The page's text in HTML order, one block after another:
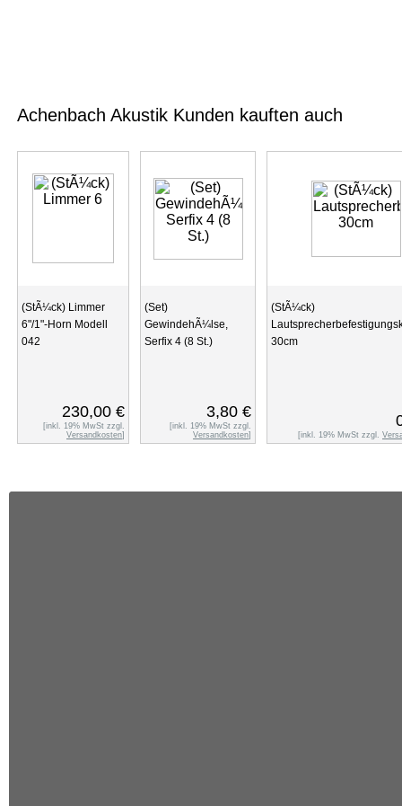
Achenbach Akustik Kunden kauften auch
(StÃ¼ck) Limmer
6"/1"-Horn Modell
042
230,00 €
[inkl. 19% MwSt zzgl.
Versandkosten]
(Set)
GewindehÃ¼lse,
Serfix 4 (8 St.)
3,80 €
[inkl. 19% MwSt zzgl.
Versandkosten]
(StÃ¼ck)
30cm
[inkl. 19% MwSt zzgl.